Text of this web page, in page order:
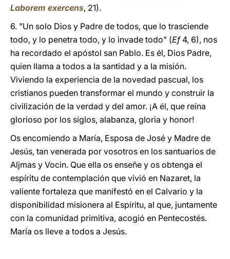
Laborem exercens, 21).
6. "Un solo Dios y Padre de todos, que lo trasciende
todo, y lo penetra todo, y lo invade todo" (Ef4, 6), nos
ha recordado el apóstol san Pablo. Es él, Dios Padre,
quien llama a todos a la santidad y a la misión.
Viviendo la experiencia de la novedad pascual, los
cristianos pueden transformar el mundo y construir la
civilización de la verdad y del amor. ¡A él, que reina
glorioso por los siglos, alabanza, gloria y honor!
Os encomiendo a María, Esposa de José y Madre de
Jesús, tan venerada por vosotros en los santuarios de
Aljmas y Vocin. Que ella os enseñe y os obtenga el
espíritu de contemplación que vivió en Nazaret, la
valiente fortaleza que manifestó en el Calvario y la
disponibilidad misionera al Espíritu, al que, juntamente
con la comunidad primitiva, acogió en Pentecostés.
María os lleve a todos a Jesús.